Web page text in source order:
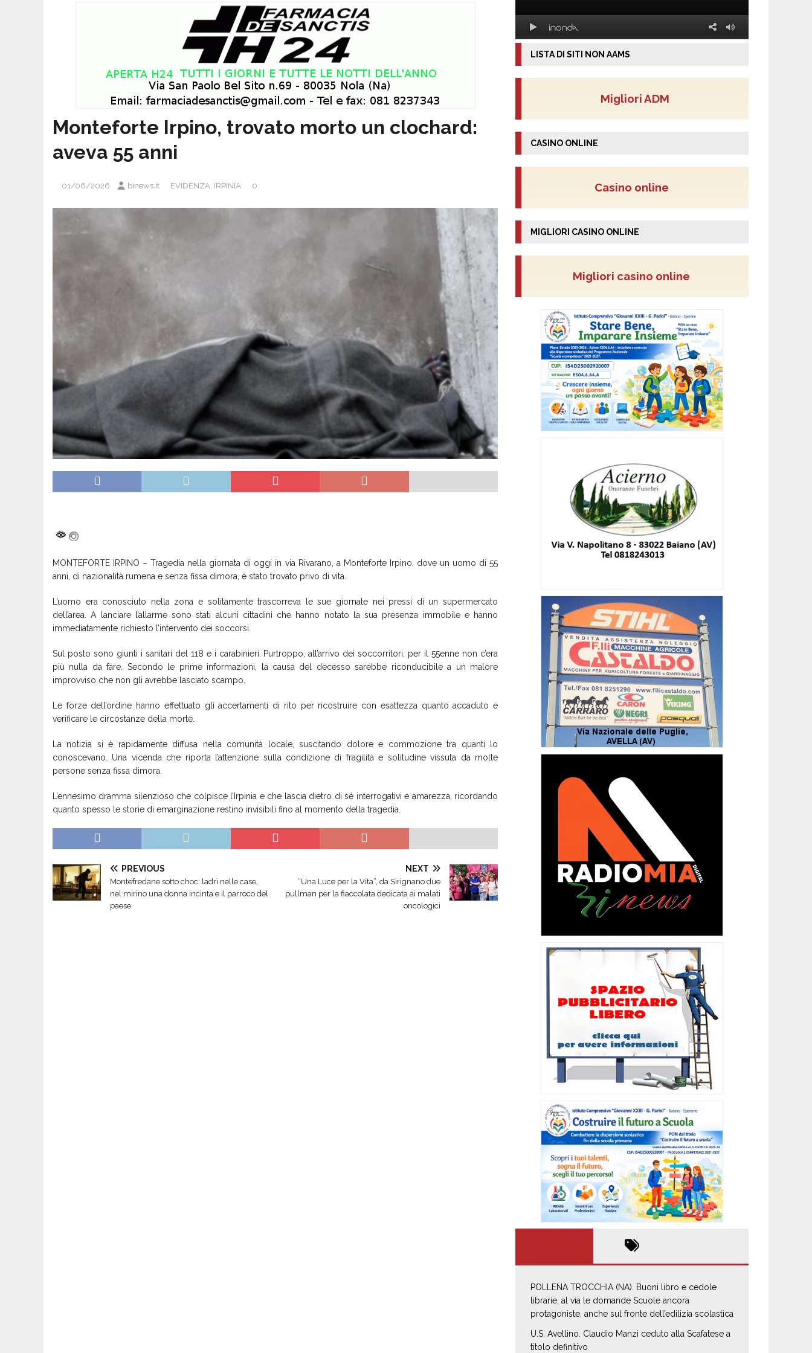
Monteforte Irpino, trovato morto un clochard:
aveva 55 anni
01/06/2026 binews.it EVIDENZA, IRPINIA 0
MONTEFORTE IRPINO – Tragedia nella giornata di oggi in via Rivarano, a Monteforte Irpino, dove un uomo di 55
anni, di nazionalità rumena e senza fissa dimora, è stato trovato privo di vita.
L’uomo era conosciuto nella zona e solitamente trascorreva le sue giornate nei pressi di un supermercato
dell’area. A lanciare l’allarme sono stati alcuni cittadini che hanno notato la sua presenza immobile e hanno
immediatamente richiesto l’intervento dei soccorsi.
Sul posto sono giunti i sanitari del 118 e i carabinieri. Purtroppo, all’arrivo dei soccorritori, per il 55enne non c’era
più nulla da fare. Secondo le prime informazioni, la causa del decesso sarebbe riconducibile a un malore
improvviso che non gli avrebbe lasciato scampo.
Le forze dell’ordine hanno effettuato gli accertamenti di rito per ricostruire con esattezza quanto accaduto e
verificare le circostanze della morte.
La notizia si è rapidamente diffusa nella comunità locale, suscitando dolore e commozione tra quanti lo
conoscevano. Una vicenda che riporta l’attenzione sulla condizione di fragilità e solitudine vissuta da molte
persone senza fissa dimora.
L’ennesimo dramma silenzioso che colpisce l’Irpinia e che lascia dietro di sé interrogativi e amarezza, ricordando
quanto spesso le storie di emarginazione restino invisibili fino al momento della tragedia.
PREVIOUS
Montefredane sotto choc: ladri nelle case,
nel mirino una donna incinta e il parroco del
paese
NEXT
“Una Luce per la Vita”, da Sirignano due
pullman per la fiaccolata dedicata ai malati
oncologici
LISTA DI SITI NON AAMS
Migliori ADM
CASINO ONLINE
Casino online
MIGLIORI CASINO ONLINE
Migliori casino online
POLLENA TROCCHIA (NA). Buoni libro e cedole
librarie, al via le domande Scuole ancora
protagoniste, anche sul fronte dell’edilizia scolastica
U.S. Avellino. Claudio Manzi ceduto alla Scafatese a
titolo definitivo